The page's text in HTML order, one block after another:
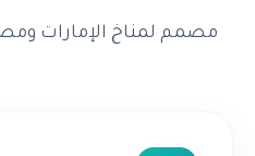
مصمم لمناخ الإمارات